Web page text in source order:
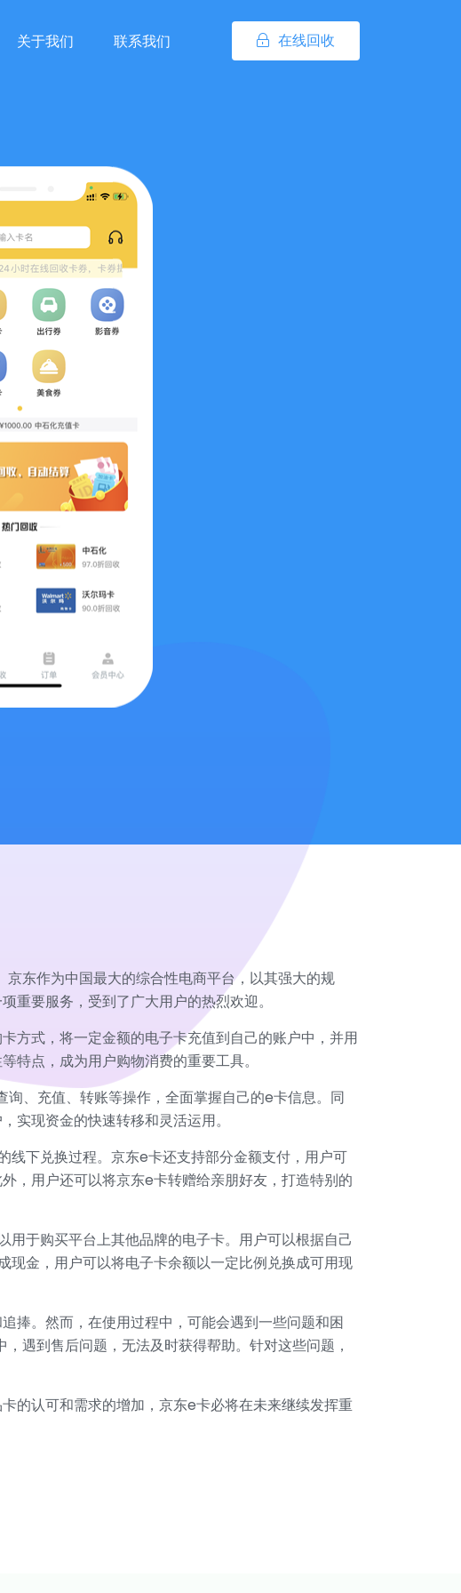
在线回收
关于我们 联系我们
东作为中国最大的综合性电商平台，以其强大的规
重要服务，受到了广大用户的热烈欢迎。
方式，将一定金额的电子卡充值到自己的账户中，并用
特点，成为用户购物消费的重要工具。
、充值、转账等操作，全面掌握自己的e卡信息。同
实现资金的快速转移和灵活运用。
下兑换过程。京东e卡还支持部分金额支付，用户可
，用户还可以将京东e卡转赠给亲朋好友，打造特别的
于购买平台上其他品牌的电子卡。用户可以根据自己
金，用户可以将电子卡余额以一定比例兑换成可用现
捧。然而，在使用过程中，可能会遇到一些问题和困
遇到售后问题，无法及时获得帮助。针对这些问题，
的认可和需求的增加，京东e卡必将在未来继续发挥重